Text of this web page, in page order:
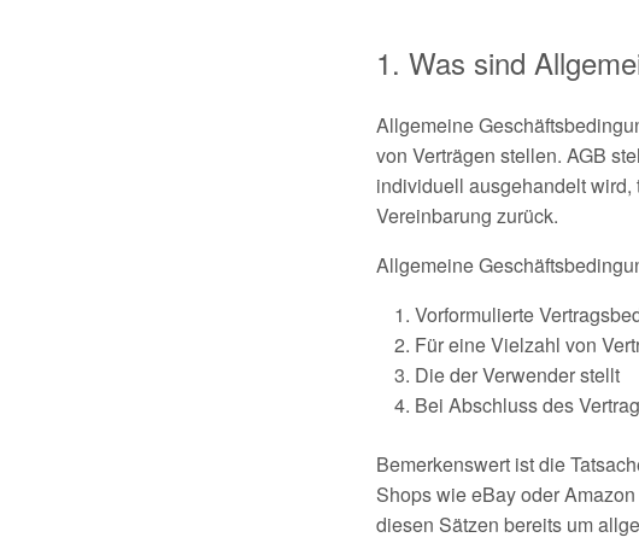
Was sind
Allgemeine
von Verträgen stellen. AGB
individuell ausgehandelt
Vereinbarung zurück.
Allgemeine
Vorformulierte
Für eine Vielzahl von
Die der Verwender stellt
Bei Abschluss des
Bemerkenswert ist die
Shops wie eBay oder
diesen Sätzen bereits um